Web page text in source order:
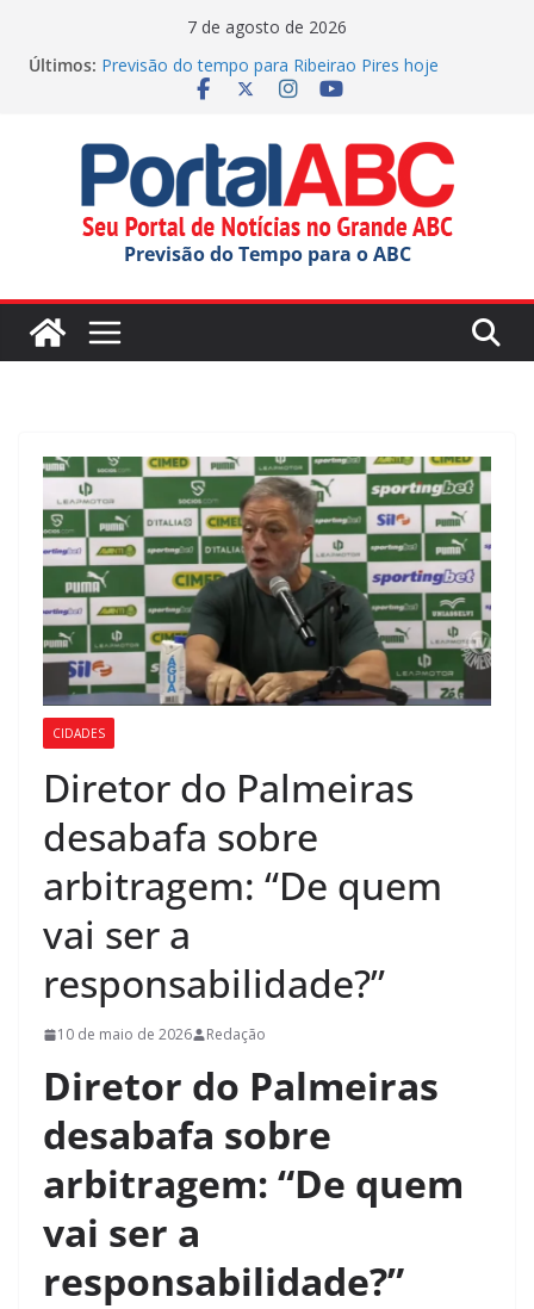
7 de agosto de 2026
Últimos: Previsão do tempo para Ribeirao Pires hoje
(07/08/2026)
Fretado colaborativo pode mudar a mobilidade
urbana
Agenda Cultural traz de música e teatro gratuito no
ABC
Previsão do tempo para Rio Grande Da Serra hoje
Previsão do Tempo para o ABC
CIDADES
Diretor do Palmeiras
desabafa sobre
arbitragem: “De quem
vai ser a
responsabilidade?”
10 de maio de 2026 Redação
Diretor do Palmeiras
desabafa sobre
arbitragem: “De quem
vai ser a
responsabilidade?”